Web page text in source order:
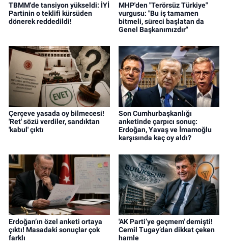
TBMM'de tansiyon yükseldi: İYİ
Partinin o teklifi kürsüden
dönerek reddedildi!
MHP'den "Terörsüz Türkiye"
vurgusu: "Bu iş tamamen
bitmeli, süreci başlatan da
Genel Başkanımızdır"
Çerçeve yasada oy bilmecesi!
'Ret' sözü verdiler, sandıktan
'kabul' çıktı
Son Cumhurbaşkanlığı
anketinde çarpıcı sonuç:
Erdoğan, Yavaş ve İmamoğlu
karşısında kaç oy aldı?
Erdoğan’ın özel anketi ortaya
çıktı! Masadaki sonuçlar çok
farklı
'AK Parti’ye geçmem' demişti!
Cemil Tugay’dan dikkat çeken
hamle